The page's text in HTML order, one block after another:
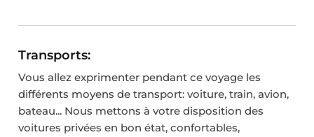
Transports:
Vous allez exprimenter pendant ce voyage les
différents moyens de transport: voiture, train, avion,
bateau... Nous mettons à votre disposition des
voitures privées en bon état, confortables,